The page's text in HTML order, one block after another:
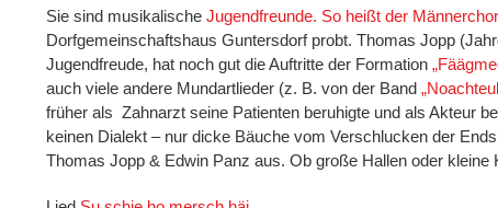
Sie sind musikalische Jugendfreunde. So heißt der Männerchor
Dorfgemeinschaftshaus Guntersdorf probt. Thomas Jopp
Jugendfreude, hat noch gut die Auftritte der Formation
auch viele andere Mundartlieder (z. B. von der Band
früher als Zahnarzt seine Patienten beruhigte und als Akteur
keinen Dialekt – nur dicke Bäuche vom Verschlucken der
Thomas Jopp & Edwin Panz aus. Ob große Hallen oder